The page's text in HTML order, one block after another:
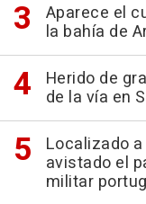
Aparece el
la bahía de
Herido de
de la vía en
Localizado
avistado el
militar